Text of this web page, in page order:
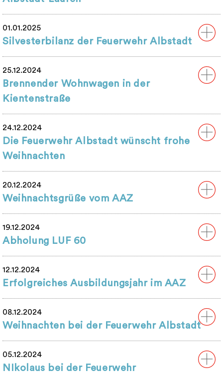
01.01.2025
Silvesterbilanz der Feuerwehr Albstadt
25.12.2024
Brennender Wohnwagen in der
Kientenstraße
24.12.2024
Die Feuerwehr Albstadt wünscht frohe
Weihnachten
20.12.2024
Weihnachtsgrüße vom AAZ
19.12.2024
Abholung LUF 60
12.12.2024
Erfolgreiches Ausbildungsjahr im AAZ
08.12.2024
Weihnachten bei der Feuerwehr Albstadt
05.12.2024
NIkolaus bei der Feuerwehr